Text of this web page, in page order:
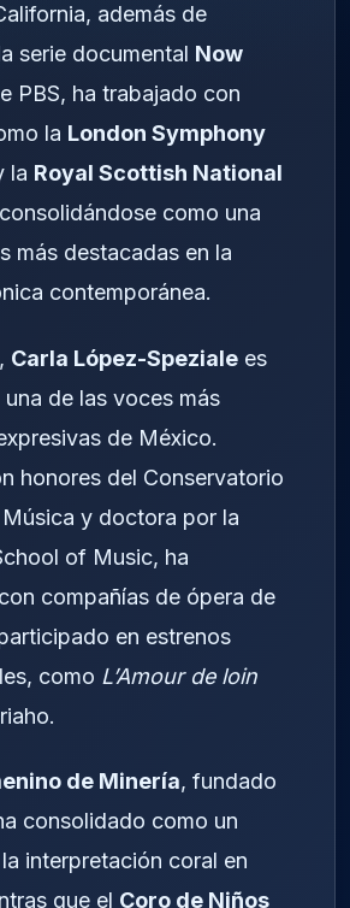
además de
serie documental Now
PBS, ha trabajado con
la London Symphony
la Royal Scottish National
como una
más destacadas en la
contemporánea.
Carla López-Speziale es
de las voces más
de México.
honores del Conservatorio
y doctora por la
of Music, ha
compañías de ópera de
en estrenos
como L’Amour de loin
de Minería, fundado
consolidado como un
interpretación coral en
que el Coro de Niños